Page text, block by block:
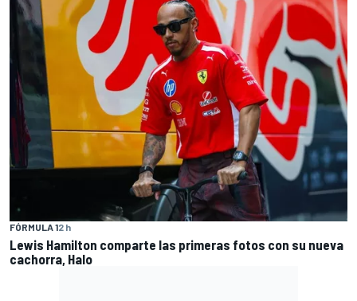
FÓRMULA 12 h
Lewis Hamilton comparte las primeras fotos con su nueva
cachorra, Halo